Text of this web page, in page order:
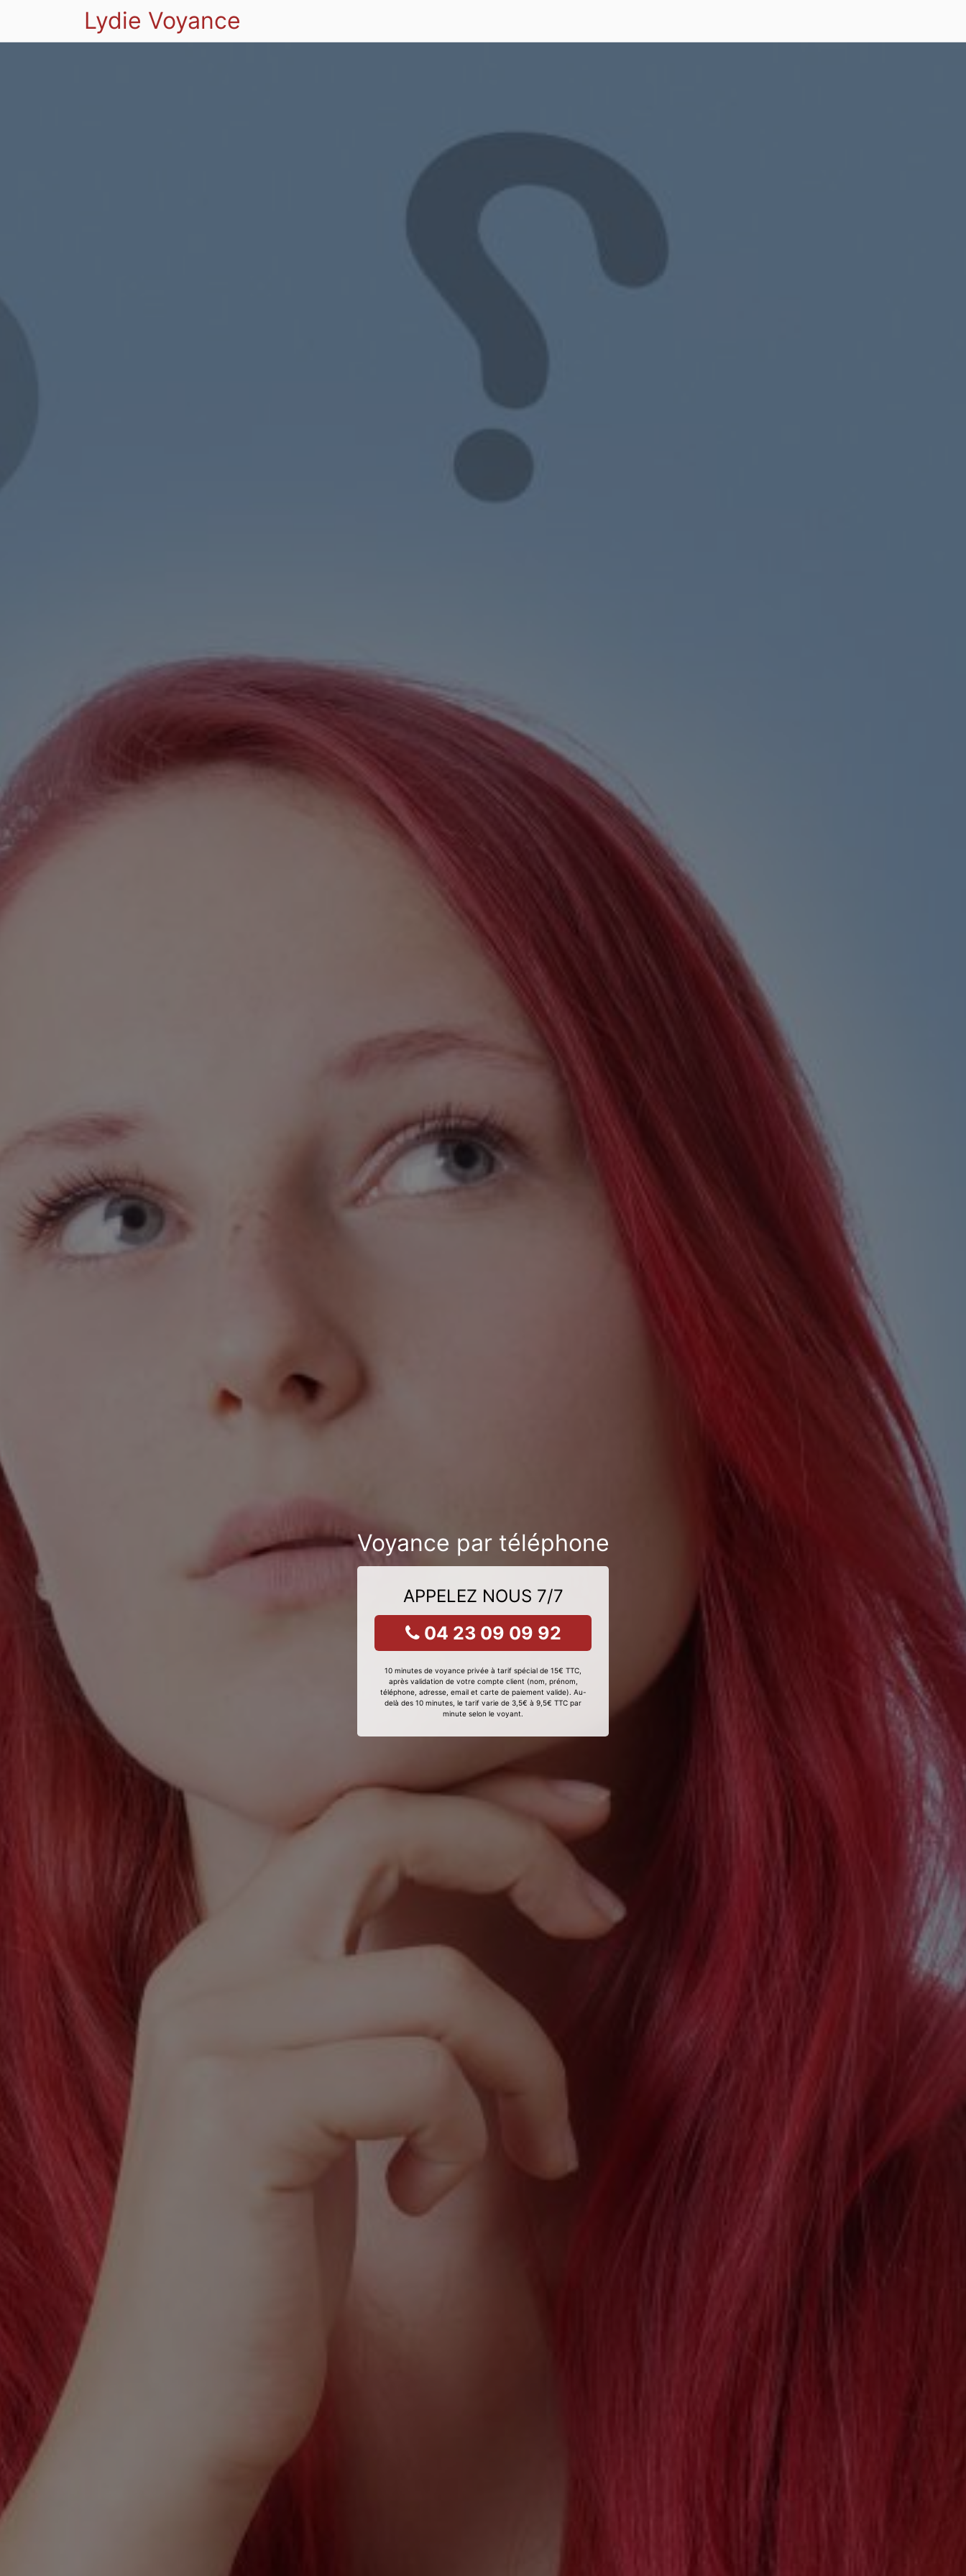
Lydie Voyance
Voyance par téléphone
APPELEZ NOUS 7/7
04 23 09 09 92
10 minutes de voyance privée à tarif spécial de 15€ TTC,
après validation de votre compte client (nom, prénom,
téléphone, adresse, email et carte de paiement valide). Au-
delà des 10 minutes, le tarif varie de 3,5€ à 9,5€ TTC par
minute selon le voyant.